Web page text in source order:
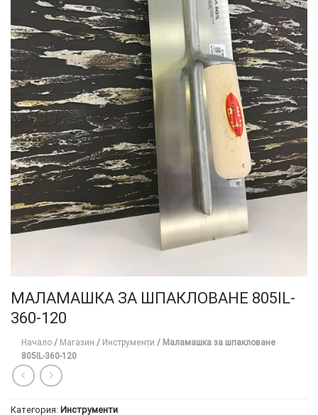
МАЛАМАШКА ЗА ШПАКЛОВАНЕ 805IL-
360-120
Начало / Магазин / Инструменти / Маламашка за шпакловане
805IL-360-120
Категория: Инструменти
× ТОЗИ
БИСКВИТКИ.
ПОВЕЧЕ
ИНФОРМАЦИЯ
МОЖЕТЕ
ДА
НАМЕРИТЕ
ТУК.